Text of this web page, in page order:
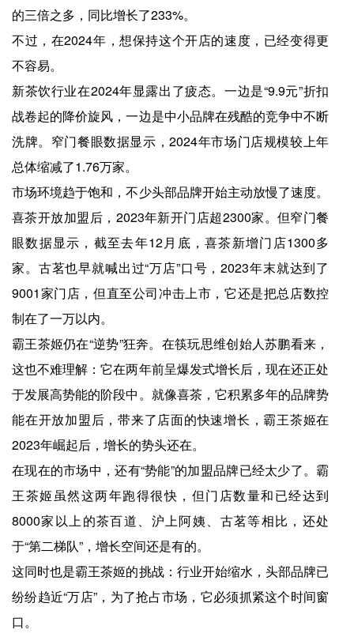
的三倍之多，同比增长了233%。
不过，在2024年，想保持这个开店的速度，已经变得更
不容易。
新茶饮行业在2024年显露出了疲态。一边是“9.9元”折扣
战卷起的降价旋风，一边是中小品牌在残酷的竞争中不断
洗牌。窄门餐眼数据显示，2024年市场门店规模较上年
总体缩减了1.76万家。
市场环境趋于饱和，不少头部品牌开始主动放慢了速度。
喜茶开放加盟后，2023年新开门店超2300家。但窄门餐
眼数据显示，截至去年12月底，喜茶新增门店1300多
家。古茗也早就喊出过“万店”口号，2023年末就达到了
9001家门店，但直至公司冲击上市，它还是把总店数控
制在了一万以内。
霸王茶姬仍在“逆势”狂奔。在筷玩思维创始人苏鹏看来，
这也不难理解：它在两年前呈爆发式增长后，现在还正处
于发展高势能的阶段中。就像喜茶，它积累多年的品牌势
能在开放加盟后，带来了店面的快速增长，霸王茶姬在
2023年崛起后，增长的势头还在。
在现在的市场中，还有“势能”的加盟品牌已经太少了。霸
王茶姬虽然这两年跑得很快，但门店数量和已经达到
8000家以上的茶百道、沪上阿姨、古茗等相比，还处
于“第二梯队”，增长空间还是有的。
这同时也是霸王茶姬的挑战：行业开始缩水，头部品牌已
纷纷趋近“万店”，为了抢占市场，它必须抓紧这个时间窗
口。